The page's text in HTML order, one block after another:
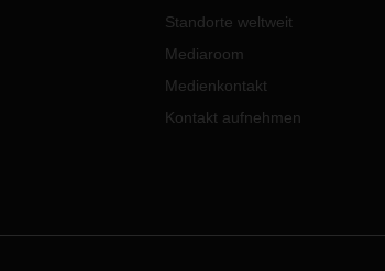
Standorte weltweit
Mediaroom
Medienkontakt
Kontakt aufnehmen